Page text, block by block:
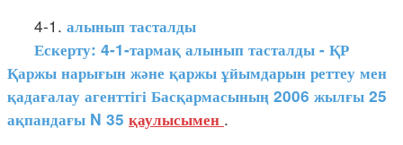
4-1. алынып тасталды
Ескерту: 4-1-тармақ алынып тасталды - ҚР
Қаржы нарығын және қаржы ұйымдарын реттеу мен
қадағалау агенттігі Басқармасының 2006 жылғы 25
ақпандағы N 35 қаулысымен .